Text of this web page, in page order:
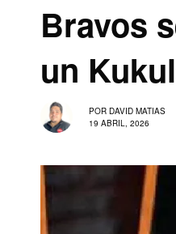
Bravos
un
POR DAVID MATIAS
19 ABRIL, 2026